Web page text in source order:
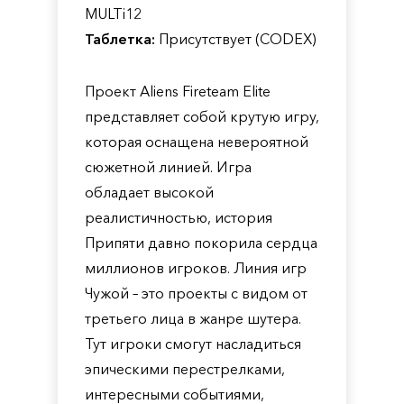
MULTi12
Таблетка: Присутствует (CODEX)
Проект Aliens Fireteam Elite
представляет собой крутую игру,
которая оснащена невероятной
сюжетной линией. Игра
обладает высокой
реалистичностью, история
Припяти давно покорила сердца
миллионов игроков. Линия игр
Чужой – это проекты с видом от
третьего лица в жанре шутера.
Тут игроки смогут насладиться
эпическими перестрелками,
интересными событиями,